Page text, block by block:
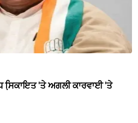
ਸਿ਼ਕਾਇਤ 'ਤੇ ਅਗਲੀ ਕਾਰਵਾਈ 'ਤੇ